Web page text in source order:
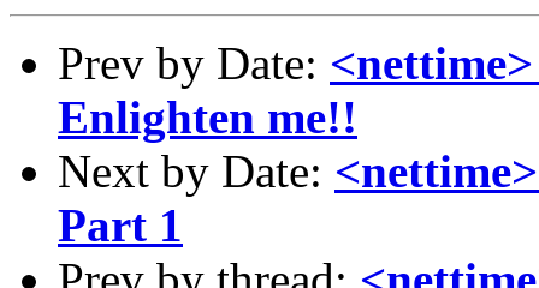
Prev by Date:
Enlighten me!!
Next by Date:
Part 1